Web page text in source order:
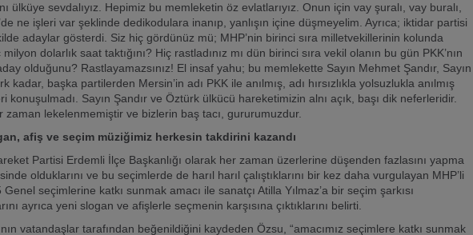
ülküye sevdalıyız. Hepimiz bu memleketin öz evlatlarıyız. Onun için vay şuralı, vay buralı,
ne işleri var şeklinde dedikodulara inanıp, yanlışın içine düşmeyelim. Ayrıca; iktidar partisi
adaylar gösterdi. Siz hiç gördünüz mü; MHP’nin birinci sıra milletvekillerinin kolunda
dolarlık saat taktığını? Hiç rastladınız mı dün birinci sıra vekil olanın bu gün PKK’nın
olduğunu? Rastlayamazsınız! El insaf yahu; bu memlekette Sayın Mehmet Şandır, Sayın
kadar, başka partilerden Mersin’in adı PKK ile anılmış, adı hırsızlıkla yolsuzlukla anılmış
konuşulmadı. Sayın Şandır ve Öztürk ülkücü hareketimizin alnı açık, başı dik neferleridir.
zaman lekelenmemiştir ve bizlerin baş tacı, gururumuzdur.
afiş ve seçim müziğimiz herkesin takdirini kazandı
Partisi Erdemli İlçe Başkanlığı olarak her zaman üzerlerine düşenden fazlasını yapma
olduklarını ve bu seçimlerde de harıl harıl çalıştıklarını bir kez daha vurgulayan MHP’li
seçimlerine katkı sunmak amacı ile sanatçı Atilla Yılmaz’a bir seçim şarkısı
ayrıca yeni slogan ve afişlerle seçmenin karşısına çıktıklarını belirti.
vatandaşlar tarafından beğenildiğini kaydeden Özsu, “amacımız seçimlere katkı sunmak